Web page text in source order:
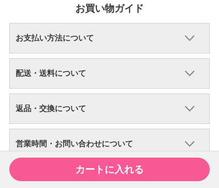
お買い物ガイド
お支払い方法について
配送・送料について
返品・交換について
営業時間・お問い合わせについて
candy magicについて
カートに入れる